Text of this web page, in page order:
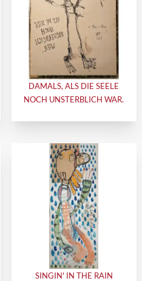
DAMALS, ALS DIE SEELE
NOCH UNSTERBLICH WAR.
SINGIN' IN THE RAIN